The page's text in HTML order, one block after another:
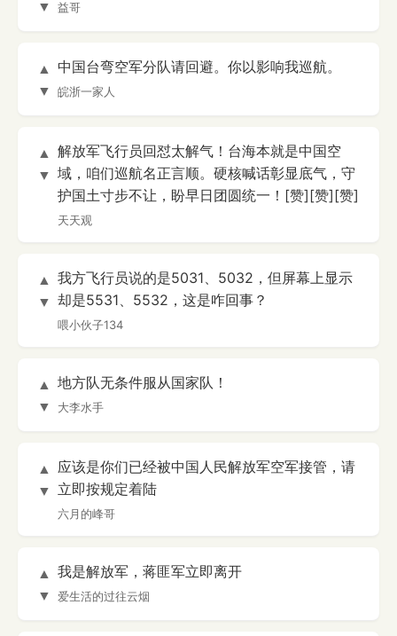
▼
益哥
▲
▼
中国台弯空军分队请回避。你以影响我巡航。
皖浙一家人
▲
▼
解放军飞行员回怼太解气！台海本就是中国空
域，咱们巡航名正言顺。硬核喊话彰显底气，守
护国土寸步不让，盼早日团圆统一！[赞][赞][赞]
天天观
▲
▼
我方飞行员说的是5031、5032，但屏幕上显示
却是5531、5532，这是咋回事？
喂小伙子134
▲
▼
地方队无条件服从国家队！
大李水手
▲
▼
应该是你们已经被中国人民解放军空军接管，请
立即按规定着陆
六月的峰哥
▲
▼
我是解放军，蒋匪军立即离开
爱生活的过往云烟